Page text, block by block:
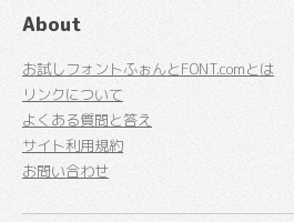
About
お試しフォントふぉんとFONT.comとは
リンクについて
よくある質問と答え
サイト利用規約
お問い合わせ